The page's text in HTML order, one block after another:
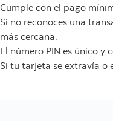
Cumple con el pago
Si no reconoces una
más cercana.
El número PIN es único
Si tu tarjeta se extravía o